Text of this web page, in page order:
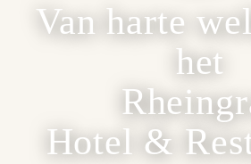
Van harte
het
Hotel &